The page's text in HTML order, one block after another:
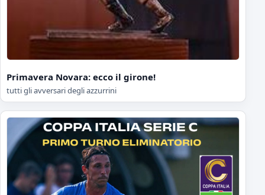
Primavera Novara: ecco il girone!
tutti gli avversari degli azzurrini